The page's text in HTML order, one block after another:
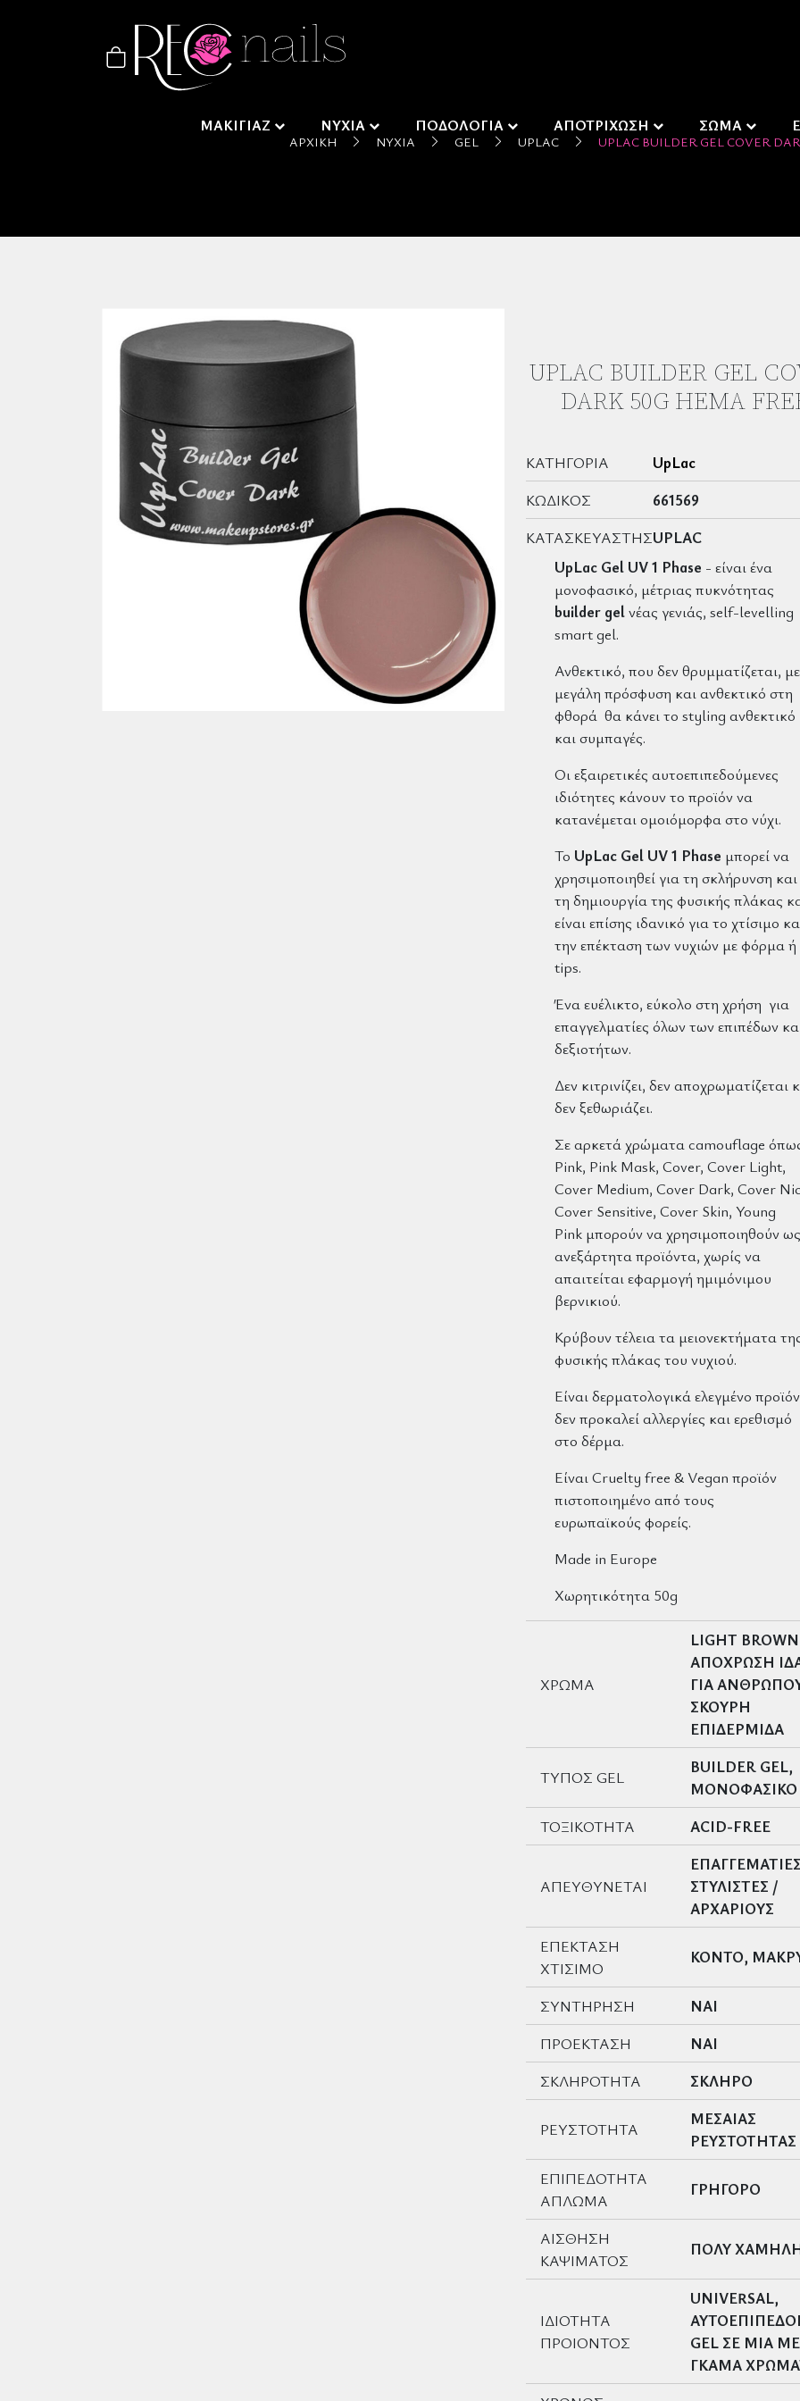
ΜΑΚΙΓΙΑΖ ΝΥΧΙΑ ΠΟΔΟΛΟΓΙΑ ΑΠΟΤΡΙΧΩΣΗ ΣΩΜΑ
ΑΡΧΙΚΉ ΝΎΧΙΑ GEL UPLAC UPLAC BUILDER GEL COVER
UPLAC BUILDER GEL
DARK 50G HEMA
ΚΑΤΗΓΟΡΊΑ
UpLac
ΚΩΔΙΚΌΣ
661569
ΚΑΤΑΣΚΕΥΑΣΤΉΣUPLAC
UpLac Gel UV 1 Phase - είναι ένα
μονοφασικό, μέτριας πυκνότητας
builder gelνέας γενιάς, self-levelling
smart gel.
Ανθεκτικό, που δεν θρυμματίζεται, με
μεγάλη πρόσφυση και ανθεκτικό στη
φθορά θα κάνει το styling ανθεκτικό
και συμπαγές.
Οι εξαιρετικές αυτοεπιπεδούμενες
ιδιότητες κάνουν το προϊόν να
κατανέμεται ομοιόμορφα στο νύχι.
Το UpLac Gel UV 1 Phase μπορεί να
χρησιμοποιηθεί για τη σκλήρυνση και
τη δημιουργία της φυσικής πλάκας
είναι επίσης ιδανικό για το χτίσιμο
την επέκταση των νυχιών με φόρμα ή
tips.
Ένα ευέλικτο, εύκολο στη χρήση για
επαγγελματίες όλων των επιπέδων
δεξιοτήτων.
Δεν κιτρινίζει, δεν αποχρωματίζεται
δεν ξεθωριάζει.
Σε αρκετά χρώματα camouflage
Pink, Pink Mask, Cover, Cover Light,
Cover Medium, Cover Dark, Cover
Cover Sensitive, Cover Skin, Young
Pink μπορούν να χρησιμοποιηθούν ως
ανεξάρτητα προϊόντα, χωρίς να
απαιτείται εφαρμογή ημιμόνιμου
βερνικιού.
Κρύβουν τέλεια τα μειονεκτήματα
φυσικής πλάκας του νυχιού.
Είναι δερματολογικά ελεγμένο
δεν προκαλεί αλλεργίες και ερεθισμό
στο δέρμα.
ΕίναιCruelty free & Vegan προϊόν
πιστοποιημένο από τους
ευρωπαϊκούς φορείς.
Made in Europe
Χωρητικότητα 50g
ΧΡΩΜΑ
LIGHT BROWN
ΑΠΟΧΡΩΣΗ
ΓΙΑ
ΣΚΟΥΡΗ
ΕΠΙΔΕΡΜΙΔΑ
ΤΥΠΟΣ GEL
BUILDER GEL,
ΜΟΝΟΦΑΣΙΚΟ
ΤΟΞΙΚΟΤΗΤΑ
ACID-FREE
ΑΠΕΥΘΥΝΕΤΑΙ
ΕΠΑΓΓΕΜΑΤΙΕΣ
ΣΤΥΛΙΣΤΕΣ /
ΑΡΧΑΡΙΟΥΣ
ΕΠΕΚΤΑΣΗ
ΧΤΙΣΙΜΟ
ΚΟΝΤΟ,
ΣΥΝΤΗΡΗΣΗ
ΝΑΙ
ΠΡΟΕΚΤΑΣΗ
ΝΑΙ
ΣΚΛΗΡΟΤΗΤΑ
ΣΚΛΗΡΟ
ΡΕΥΣΤΟΤΗΤΑ
ΜΕΣΑΙΑΣ
ΡΕΥΣΤΟΤΗΤΑΣ
ΕΠΙΠΕΔΟΤΗΤΑ
ΑΠΛΩΜΑ
ΓΡΗΓΟΡΟ
ΑΙΣΘΗΣΗ
ΚΑΨΙΜΑΤΟΣ
ΠΟΛΥ
ΙΔΙΟΤΗΤΑ
ΠΡΟΙΟΝΤΟΣ
UNIVERSAL,
GEL ΣΕ ΜΙΑ
ΓΚΑΜΑ